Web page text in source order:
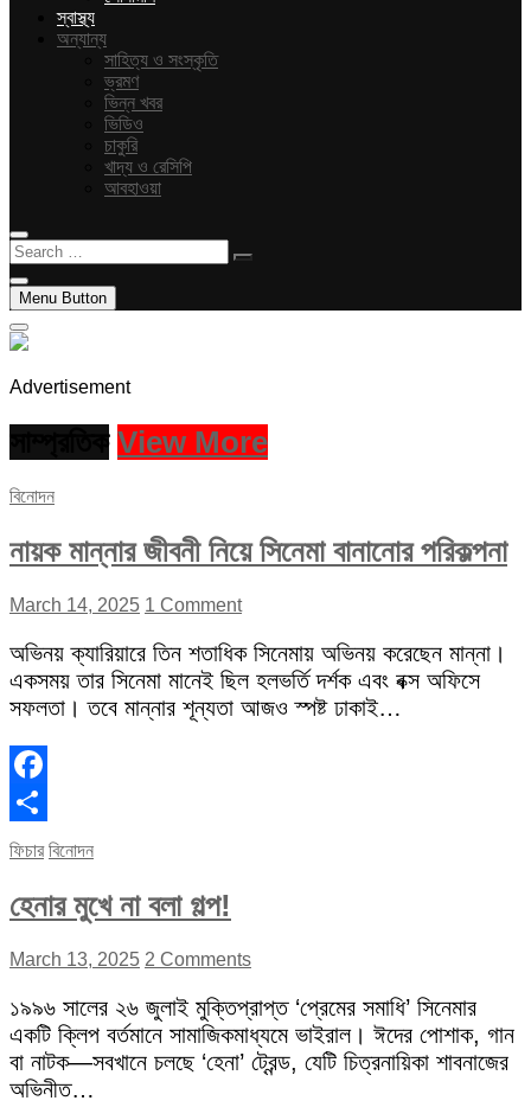
স্বাস্থ্য
অন্যান্য
সাহিত্য ও সংস্কৃতি
ভ্রমণ
ভিন্ন খবর
ভিডিও
চাকুরি
খাদ্য ও রেসিপি
আবহাওয়া
Search
…
Menu Button
Advertisement
View More
বিনোদন
নায়ক মান্নার জীবনী নিয়ে সিনেমা বানানোর পরিকল্পনা
March 14, 2025 1 Comment
অভিনয় ক্যারিয়ারে তিন শতাধিক সিনেমায় অভিনয় করেছেন মান্না।
একসময় তার সিনেমা মানেই ছিল হলভর্তি দর্শক এবং বক্স অফিসে
সফলতা। তবে মান্নার শূন্যতা আজও স্পষ্ট ঢাকাই…
Facebook
Share
ফিচার বিনোদন
হেনার মুখে না বলা গল্প!
March 13, 2025 2 Comments
১৯৯৬ সালের ২৬ জুলাই মুক্তিপ্রাপ্ত ‘প্রেমের সমাধি’ সিনেমার
একটি ক্লিপ বর্তমানে সামাজিকমাধ্যমে ভাইরাল। ঈদের পোশাক, গান
বা নাটক—সবখানে চলছে ‘হেনা’ ট্রেন্ড, যেটি চিত্রনায়িকা শাবনাজের
অভিনীত…